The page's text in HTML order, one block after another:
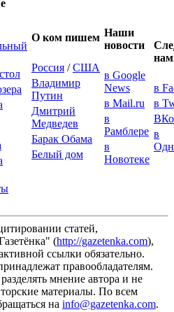
О ком пишем
Россия /США
Владимир
Путин
Дмитрий
Медведев
Барак Обама
Белый дом
Наши
новости
в Google
News
в Mail.ru
в
Рамблере
в
Новотеке
в
в
в
статей,
(http://gazetenka.com),
ссылки обязательно.
правообладателям.
мнение автора и не
материалы. По всем
на info@gazetenka.com.